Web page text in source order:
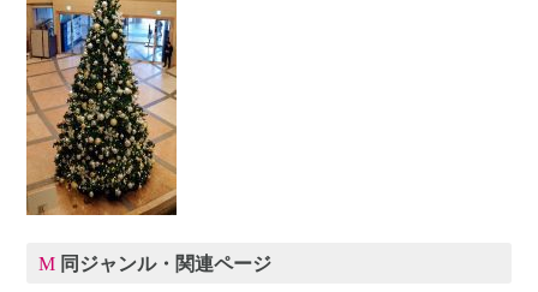
同ジャンル・関連ページ